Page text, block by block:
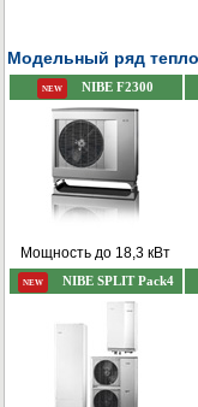
Модельный ряд
NEW NIBE F2300
Мощность до 18,3 кВт
NEW NIBE SPLIT Pack4